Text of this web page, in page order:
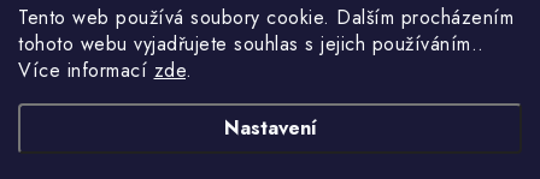
Tento web používá soubory cookie. Dalším procházením
tohoto webu vyjadřujete souhlas s jejich používáním..
Více informací zde.
Nastavení
Kontakty
Náhradní plnění
Ověřeno zákazníky